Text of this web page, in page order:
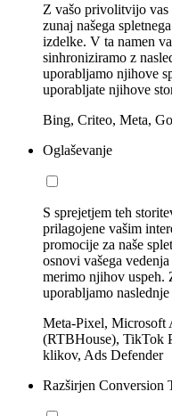
Z vašo privolitvijo vas
zunaj našega
izdelke. V ta namen
sinhroniziramo z
uporabljamo njihove
uporabljate njihove
Bing, Criteo, Meta,
Oglaševanje
S sprejetjem teh
prilagojene vašim
promocije za naše
osnovi vašega
merimo njihov uspeh.
uporabljamo
Meta-Pixel, Microsoft
(RTBHouse), TikTok
klikov, Ads Defender
Razširjen Conversion